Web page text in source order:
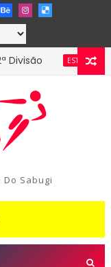
ESTADUAL
Sabugi